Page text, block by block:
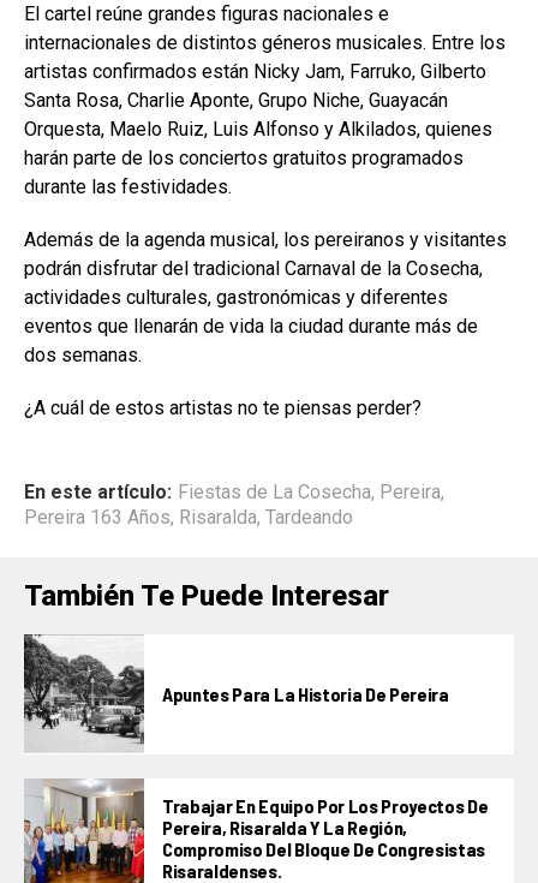
El cartel reúne grandes figuras nacionales e
internacionales de distintos géneros musicales. Entre los
artistas confirmados están Nicky Jam, Farruko, Gilberto
Santa Rosa, Charlie Aponte, Grupo Niche, Guayacán
Orquesta, Maelo Ruiz, Luis Alfonso y Alkilados, quienes
harán parte de los conciertos gratuitos programados
durante las festividades.
Además de la agenda musical, los pereiranos y visitantes
podrán disfrutar del tradicional Carnaval de la Cosecha,
actividades culturales, gastronómicas y diferentes
eventos que llenarán de vida la ciudad durante más de
dos semanas.
¿A cuál de estos artistas no te piensas perder?
En este artículo: Fiestas de La Cosecha, Pereira,
Pereira 163 Años, Risaralda, Tardeando
También Te Puede Interesar
Apuntes Para La Historia De Pereira
Trabajar En Equipo Por Los Proyectos De
Pereira, Risaralda Y La Región,
Compromiso Del Bloque De Congresistas
Risaraldenses.